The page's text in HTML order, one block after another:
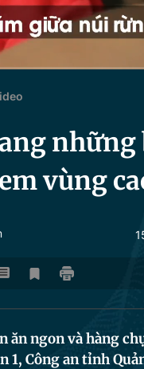
vùng
ngon và hàng
1, Công an tỉnh